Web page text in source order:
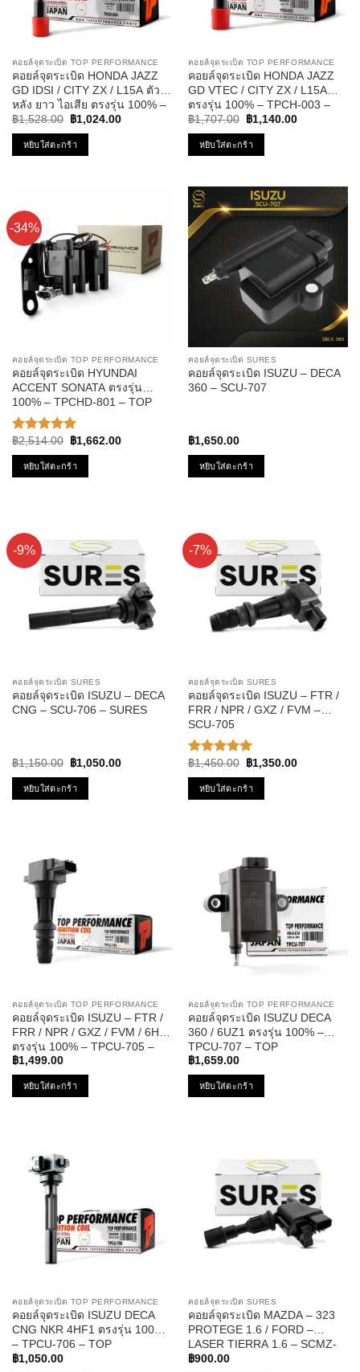
คอยล์จุดระเบิด TOP PERFORMANCE
คอยล์จุดระเบิด HONDA JAZZ
GD IDSI / CITY ZX / L15A ตัว
หลัง ยาว ไอเสีย ตรงรุ่น 100% –
TPCH-004 – TOP
PERFORMANCE JAPAN –
คอยล์หัวเทียน ฮอนด้า แจ๊ส ซิตี้
฿1,528.00
Original
price
was:
฿1,528.00.
฿1,024.00Current
หยิบใส่ตะกร้า
คอยล์จุดระเบิด TOP PERFORMANCE
คอยล์จุดระเบิด HONDA JAZZ
GD VTEC / CITY ZX / L15A
ตรงรุ่น 100% – TPCH-003 –
TOP PERFORMANCE JAPAN
– คอยล์หัวเทียน ฮอนด้า แจ๊ส ซิตี้
30520-PWC-003
฿1,707.00
Original
price
was:
฿1,707.00.
฿1,140.00Current
หยิบใส่ตะกร้า
-34%
คอยล์จุดระเบิด TOP PERFORMANCE
คอยล์จุดระเบิด HYUNDAI
ACCENT SONATA ตรงรุ่น
100% – TPCHD-801 – TOP
PERFORMANCE MADE IN
JAPAN – คอยล์หัวเทียน คอยล์ไฟ
คอยล์จานจ่าย ฮุนได โซนาต้า
แอคเซนต์ 27301-22040
ให้คะแนน
5.00ตั้งแต่
1-5
คะแนน
฿2,514.00
Original
was:
฿2,514.00.
฿1,662.00Current
หยิบใส่ตะกร้า
คอยล์จุดระเบิด SURES
คอยล์จุดระเบิด ISUZU – DECA
360 – SCU-707
฿1,650.00
หยิบใส่ตะกร้า
-9%
คอยล์จุดระเบิด SURES
คอยล์จุดระเบิด ISUZU – DECA
CNG – SCU-706 – SURES
฿1,150.00
Original
was:
฿1,150.00.
฿1,050.00Current
หยิบใส่ตะกร้า
-7%
คอยล์จุดระเบิด SURES
คอยล์จุดระเบิด ISUZU – FTR /
FRR / NPR / GXZ / FVM –
SCU-705
ให้คะแนน
5.00ตั้งแต่
1-5
คะแนน
฿1,450.00
Original
was:
฿1,450.00.
฿1,350.00Current
หยิบใส่ตะกร้า
คอยล์จุดระเบิด TOP PERFORMANCE
คอยล์จุดระเบิด ISUZU – FTR /
FRR / NPR / GXZ / FVM / 6HF
ตรงรุ่น 100% – TPCU-705 –
TOP PERFORMANCE JAPAN
คอยล์หัวเทียน คอยล์ไฟ อีซูซุ หก
ล้อ สิบล้อ รถบรรทุก 8-
฿1,499.00
หยิบใส่ตะกร้า
คอยล์จุดระเบิด TOP PERFORMANCE
คอยล์จุดระเบิด ISUZU DECA
360 / 6UZ1 ตรงรุ่น 100% –
TPCU-707 – TOP
PERFORMANCE MADE IN
JAPAN – คอยล์หัวเทียน คอยล์ไฟ
อีซูซุ เดก้า สิบล้อ หกล้อ รถ
฿1,659.00
หยิบใส่ตะกร้า
คอยล์จุดระเบิด TOP PERFORMANCE
คอยล์จุดระเบิด ISUZU DECA
CNG NKR 4HF1 ตรงรุ่น 100%
– TPCU-706 – TOP
PERFORMANCE MADE IN
฿1,050.00
คอยล์จุดระเบิด SURES
คอยล์จุดระเบิด MAZDA – 323
PROTEGE 1.6 / FORD –
LASER TIERRA 1.6 – SCMZ-
501 – SURES
฿900.00